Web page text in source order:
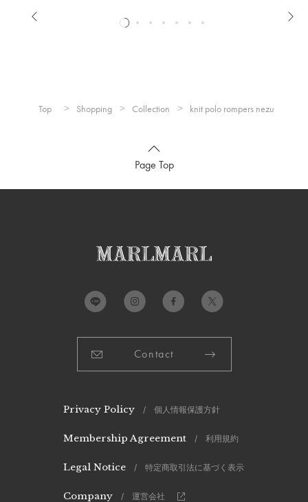
※洗濯機不可・手洗いのみ
※ボタンに直接アイロンを掛けないで下さい。
※しわの原因になりますので、洗濯後は形を整えてで下さい。
※ハンガー掛けでの保管はせず、畳んで保管して下さい。
Top Shopping Collection knit polo rompers nezu
Page Top
Contact
Privacy Policy / 個人情報保護方針
Membership Agreement / 利用規約
Legal Notice / 特定商取引法に基づく表示
Company / 運営会社